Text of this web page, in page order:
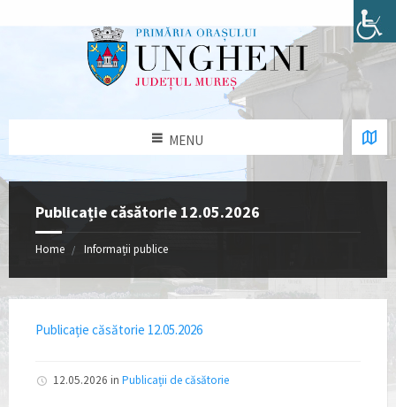
MENU
Publicație căsătorie 12.05.2026
Home Informații publice
Publicație căsătorie 12.05.2026
12.05.2026 in Publicații de căsătorie